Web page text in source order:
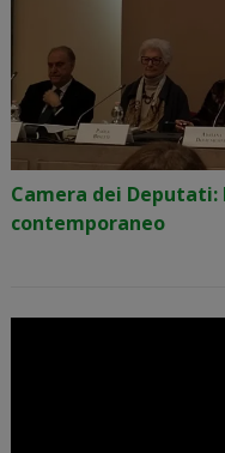
Camera dei
contemporaneo